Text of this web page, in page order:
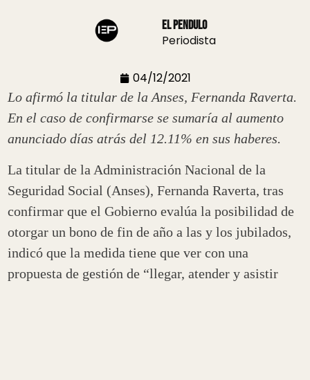
El Pendulo
Periodista
04/12/2021
Lo afirmó la titular de la Anses, Fernanda Raverta.
En el caso de confirmarse se sumaría al aumento
anunciado días atrás del 12.11% en sus haberes.
La titular de la Administración Nacional de la
Seguridad Social (Anses), Fernanda Raverta, tras
confirmar que el Gobierno evalúa la posibilidad de
otorgar un bono de fin de año a las y los jubilados,
indicó que la medida tiene que ver con una
propuesta de gestión de “llegar, atender y asistir